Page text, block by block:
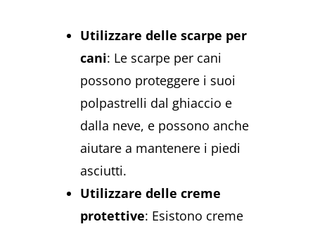
Utilizzare delle scarpe per
cani: Le scarpe per cani
possono proteggere i suoi
polpastrelli dal ghiaccio e
dalla neve, e possono anche
aiutare a mantenere i piedi
asciutti.
Utilizzare delle creme
protettive: Esistono creme